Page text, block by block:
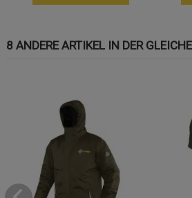
8 ANDERE ARTIKEL IN DER